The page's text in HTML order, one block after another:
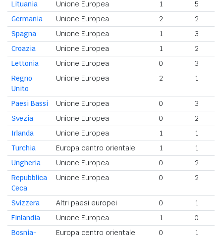
Lituania
Unione Europea 1 5
Germania
Unione Europea 2
2
Spagna
Unione Europea 1
3
Croazia
Unione Europea 1
2
Lettonia
Unione Europea 0
3
Regno
Unito
Unione Europea 2 1
Paesi Bassi Unione Europea 0
3
Svezia
Unione Europea 0
2
Irlanda
Unione Europea 1
1
Turchia
Europa centro orientale 1
1
Ungheria
Unione Europea 0
2
Repubblica
Ceca
Unione Europea 0 2
Svizzera Altri paesi europei 0
1
Finlandia
Unione Europea 1
0
Bosnia-
Europa centro orientale 0 1